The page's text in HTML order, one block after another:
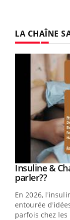
LA CHAÎNE
Youtube
Insuline &
parler??
En 2026,
entourée
parfois chez